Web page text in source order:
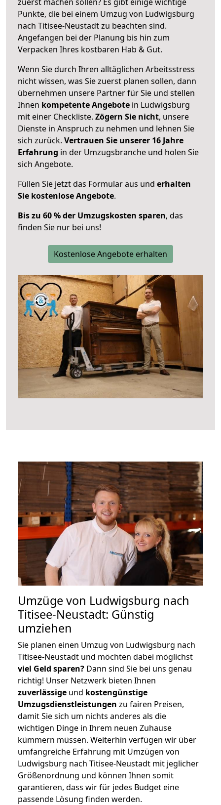
Punkte, die bei einem Umzug von Ludwigsburg
nach Titisee-Neustadt zu beachten sind.
Angefangen bei der Planung bis hin zum
Verpacken Ihres kostbaren Hab & Gut.
Wenn Sie durch Ihren alltäglichen Arbeitsstress
nicht wissen, was Sie zuerst planen sollen, dann
übernehmen unsere Partner für Sie und stellen
Ihnen kompetente Angebote in Ludwigsburg
mit einer Checkliste. Zögern Sie nicht, unsere
Dienste in Anspruch zu nehmen und lehnen Sie
sich zurück. Vertrauen Sie unserer 16 Jahre
Erfahrung in der Umzugsbranche und holen Sie
sich Angebote.
Füllen Sie jetzt das Formular aus und erhalten
Sie kostenlose Angebote.
Bis zu 60 % der Umzugskosten sparen, das
finden Sie nur bei uns!
Kostenlose Angebote erhalten
Umzüge von Ludwigsburg nach
Titisee-Neustadt: Günstig
umziehen
Sie planen einen Umzug von Ludwigsburg nach
Titisee-Neustadt und möchten dabei möglichst
viel Geld sparen? Dann sind Sie bei uns genau
richtig! Unser Netzwerk bieten Ihnen
zuverlässige und kostengünstige
Umzugsdienstleistungen zu fairen Preisen,
damit Sie sich um nichts anderes als die
wichtigen Dinge in Ihrem neuen Zuhause
kümmern müssen. Weiterhin verfügen wir über
umfangreiche Erfahrung mit Umzügen von
Ludwigsburg nach Titisee-Neustadt mit jeglicher
Größenordnung und können Ihnen somit
garantieren, dass wir für jedes Budget eine
passende Lösung finden werden.